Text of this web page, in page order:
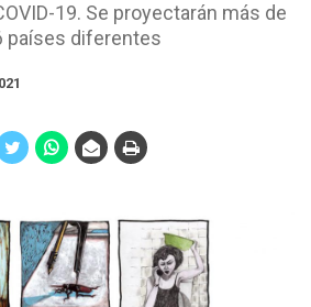
19. Se proyectarán más de
países diferentes